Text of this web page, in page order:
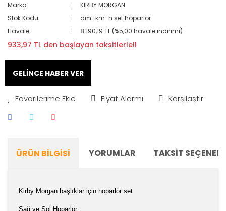
Marka
KIRBY MORGAN
Stok Kodu
dm_km-h set hoparlör
Havale
8.190,19 TL (%5,00 havale indirimi)
933,97 TL den başlayan taksitlerle!!
GELİNCE HABER VER
Fiyat Alarmı Karşılaştır
ÜRÜN BILGISI YORUMLAR TAKSIT
Kirby Morgan başlıklar için hoparlör set
Sağ ve Sol Hoparlör